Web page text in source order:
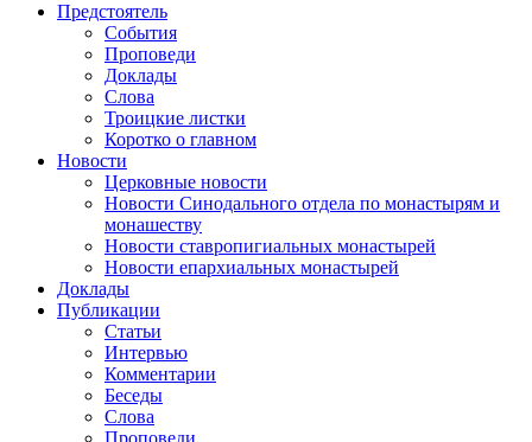
Предстоятель
События
Проповеди
Доклады
Слова
Троицкие листки
Коротко о главном
Новости
Церковные новости
Новости Синодального отдела по монастырям и
монашеству
Новости ставропигиальных монастырей
Новости епархиальных монастырей
Доклады
Публикации
Статьи
Интервью
Комментарии
Беседы
Слова
Проповеди